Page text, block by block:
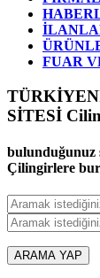
FUAR
SİTESİ
bulunduğunuz
Çilingirlere
ARAMA YAP